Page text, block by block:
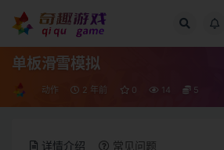
单板滑雪模拟
动作 2 年前 0 14 5
详情介绍 常见问题